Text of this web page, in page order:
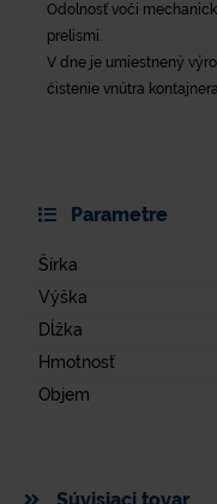
Odolnosť voči
prelismi.
V dne je umiestnený
čistenie vnútra kontajnera.
Parametre
Šírka
Výška
Dĺžka
Hmotnosť
Objem